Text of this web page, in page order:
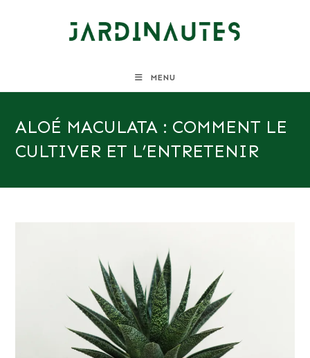
MENU
ALOÉ MACULATA : COMMENT LE
CULTIVER ET L’ENTRETENIR